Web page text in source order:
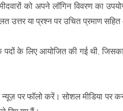
को अपने लॉगिन विवरण का
उत्तर या प्रश्न पर उचित प्रमाण सहित
पदों के लिए आयोजित की गई थी,
न्यूज़ पर फॉलो करें। सोशल मीडिया